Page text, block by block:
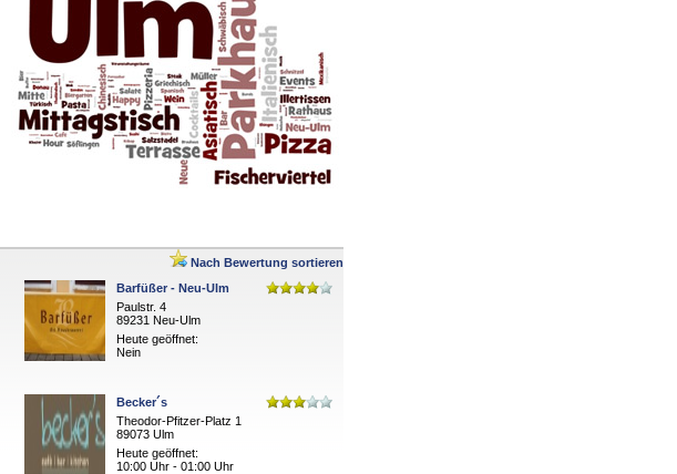
Nach Bewertung sortieren
Barfüßer - Neu-Ulm
Paulstr. 4
89231 Neu-Ulm
Heute geöffnet:
Nein
Becker´s
Theodor-Pfitzer-Platz 1
89073 Ulm
Heute geöffnet:
10:00 Uhr - 01:00 Uhr